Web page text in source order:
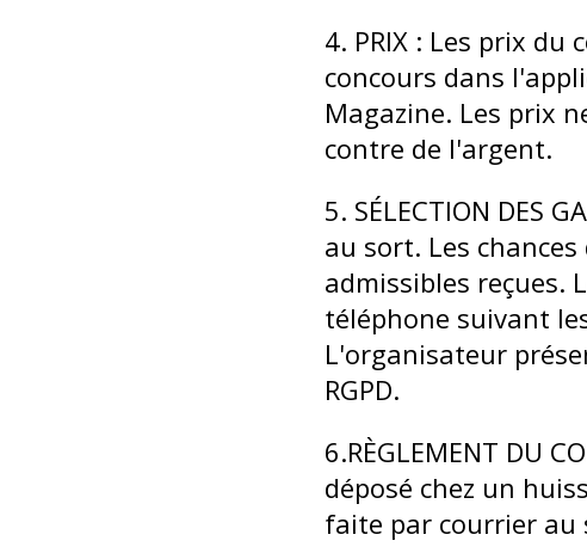
4. PRIX : Les prix
concours dans
Magazine. Les prix
contre de l'argent.
5. SÉLECTION DES
au sort. Les
admissibles reçues.
téléphone suivant
L'organisateur
RGPD.
6.RÈGLEMENT DU
déposé chez un
faite par courrier au